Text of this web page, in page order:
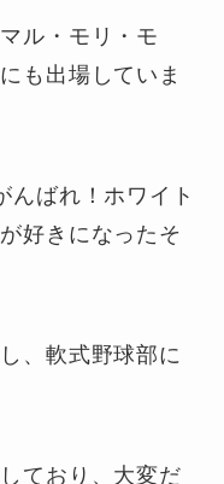
ル・モリ・モ
も出場していま
んばれ！ホワイト
好きになったそ
、軟式野球部に
ており、大変だ